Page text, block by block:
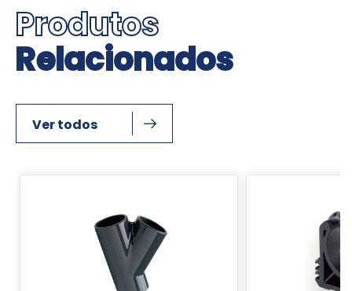
Produtos
Relacionados
Ver todos